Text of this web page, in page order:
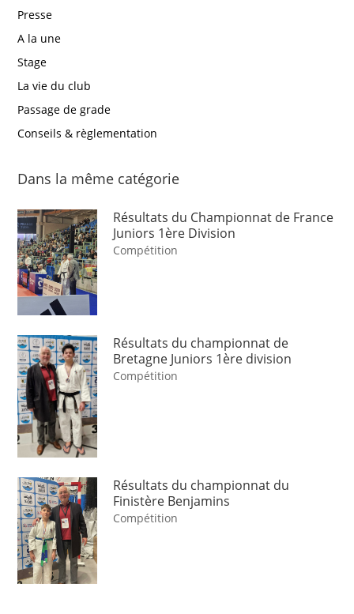
Presse
A la une
Stage
La vie du club
Passage de grade
Conseils & règlementation
Dans la même catégorie
Résultats du Championnat de France
Juniors 1ère Division
Compétition
Résultats du championnat de
Bretagne Juniors 1ère division
Compétition
Résultats du championnat du
Finistère Benjamins
Compétition